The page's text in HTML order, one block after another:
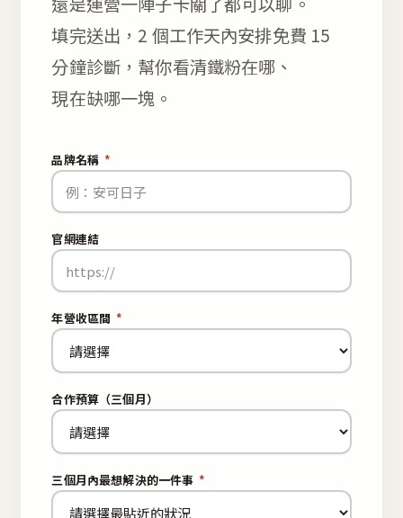
填完送出，2 個工作天內安排免費 15
分鐘診斷，幫你看清鐵粉在哪、
現在缺哪一塊。
品牌名稱 *
官網連結
年營收區間 *
合作預算（三個月）
三個月內最想解決的一件事 *